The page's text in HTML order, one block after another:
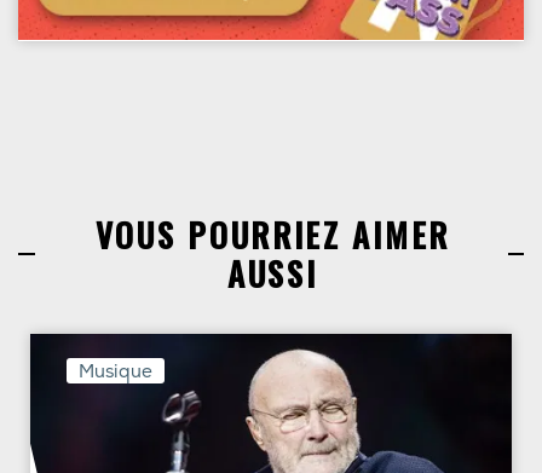
VOUS POURRIEZ AIMER
AUSSI
Musique